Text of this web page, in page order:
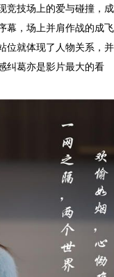
竞技场上的爱与碰撞，成
幕，场上并肩作战的成飞
位就体现了人物关系，并
纠葛亦是影片最大的看